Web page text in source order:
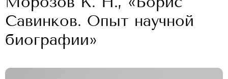
Савинков. Опыт научной
биографии»